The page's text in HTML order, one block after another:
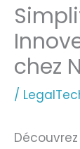
chez
/